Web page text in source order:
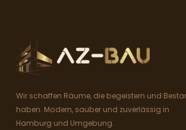
Wir schaffen Räume, die begeistern und
haben. Modern, sauber und zuverlässig in
Hamburg und Umgebung.